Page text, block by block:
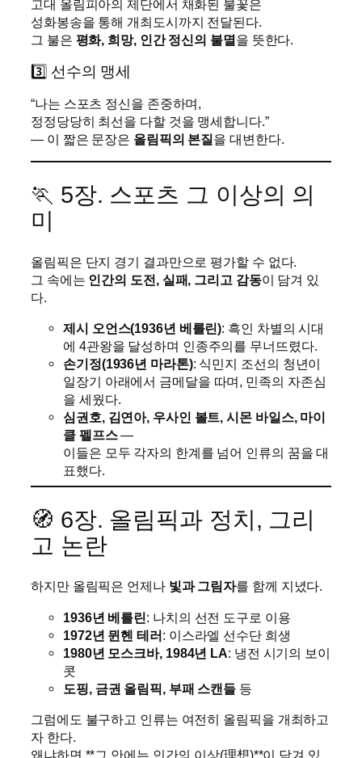
고대 올림피아의 제단에서 채화된 불꽃은
성화봉송을 통해 개최도시까지 전달된다.
그 불은 평화, 희망, 인간 정신의 불멸을 뜻한다.
3️⃣ 선수의 맹세
“나는 스포츠 정신을 존중하며,
정정당당히 최선을 다할 것을 맹세합니다.”
— 이 짧은 문장은 올림픽의 본질을 대변한다.
🏃 5장. 스포츠 그 이상의 의
미
올림픽은 단지 경기 결과만으로 평가할 수 없다.
그 속에는 인간의 도전, 실패, 그리고 감동이 담겨 있
다.
제시 오언스(1936년 베를린): 흑인 차별의 시대
에 4관왕을 달성하며 인종주의를 무너뜨렸다.
손기정(1936년 마라톤): 식민지 조선의 청년이
일장기 아래에서 금메달을 따며, 민족의 자존심
을 세웠다.
심권호, 김연아, 우사인 볼트, 시몬 바일스, 마이
클 펠프스—
이들은 모두 각자의 한계를 넘어 인류의 꿈을 대
표했다.
🧭 6장. 올림픽과 정치, 그리
고 논란
하지만 올림픽은 언제나 빛과 그림자를 함께 지녔다.
1936년 베를린: 나치의 선전 도구로 이용
1972년 뮌헨 테러: 이스라엘 선수단 희생
1980년 모스크바, 1984년 LA: 냉전 시기의 보이
콧
도핑, 금권 올림픽, 부패 스캔들 등
그럼에도 불구하고 인류는 여전히 올림픽을 개최하고
자 한다.
왜냐하면 **그 안에는 인간의 이상(理想)**이 담겨 있